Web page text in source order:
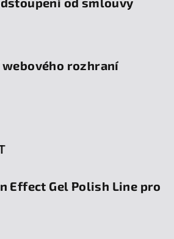
rozhraní
Effect Gel Polish Line pro